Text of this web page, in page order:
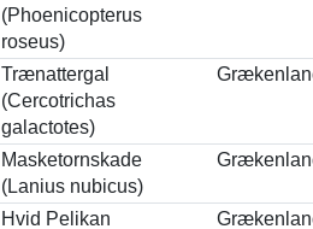
(Phoenicopterus
roseus)
Trænattergal
(Cercotrichas
galactotes)
Masketornskade
(Lanius nubicus)
Hvid Pelikan